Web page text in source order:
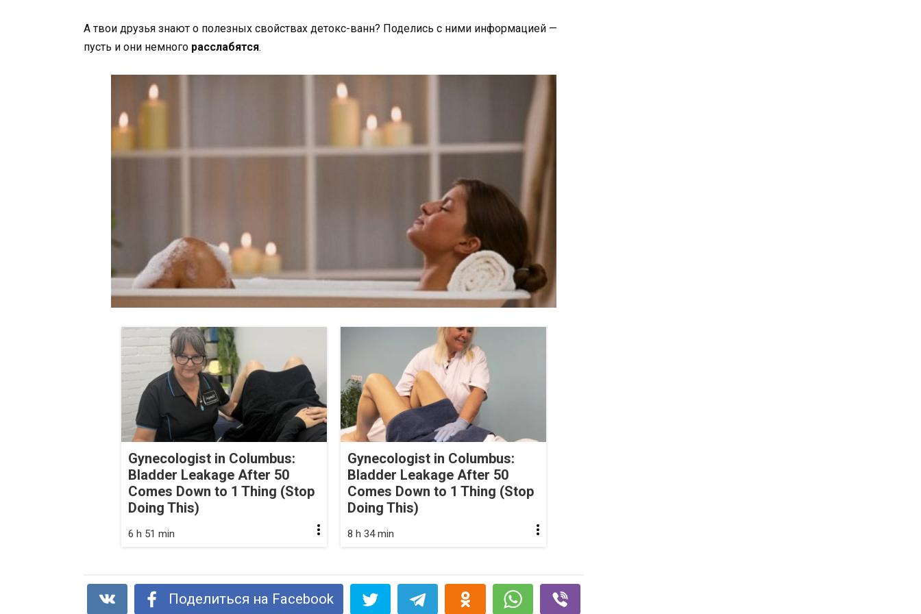
А твои друзья знают о полезных свойствах детокс-ванн? Поделись с ними информацией —
пусть и они немного расслабятся.
Gynecologist in Columbus:
Bladder Leakage After 50
Comes Down to 1 Thing (Stop
Doing This)
6 h 51 min
Gynecologist in Columbus:
Bladder Leakage After 50
Comes Down to 1 Thing (Stop
Doing This)
8 h 34 min
Поделиться на Facebook